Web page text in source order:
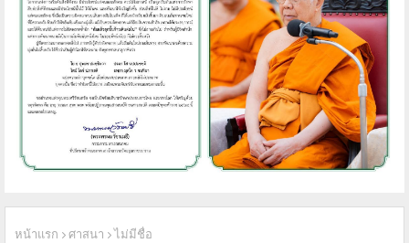
หน้าแรก ศาสนา ไม่มีชื่อ